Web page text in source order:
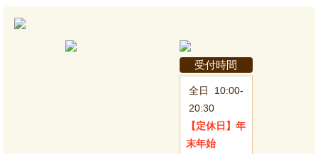
受付時間
全日
10:00-
20:30
【定休日】 年
末年始